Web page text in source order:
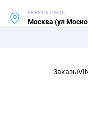
ВЫБРАТЬ ГОРОД
Москва (ул
Заказы